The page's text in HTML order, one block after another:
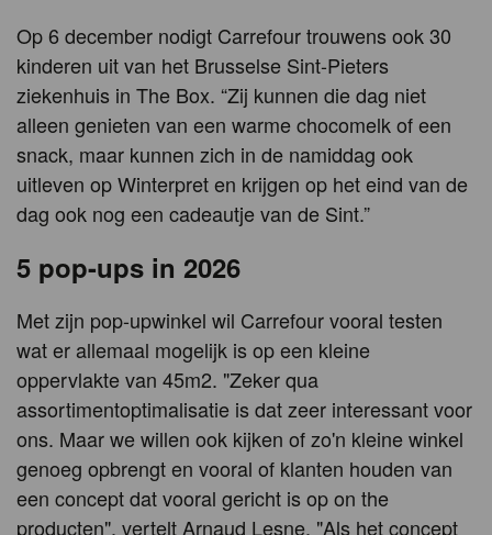
Op 6 december nodigt Carrefour trouwens ook 30
kinderen uit van het Brusselse Sint-Pieters
ziekenhuis in The Box. “Zij kunnen die dag niet
alleen genieten van een warme chocomelk of een
snack, maar kunnen zich in de namiddag ook
uitleven op Winterpret en krijgen op het eind van de
dag ook nog een cadeautje van de Sint.”
5 pop-ups in 2026
Met zijn pop-upwinkel wil Carrefour vooral testen
wat er allemaal mogelijk is op een kleine
oppervlakte van 45m2. "Zeker qua
assortimentoptimalisatie is dat zeer interessant voor
ons. Maar we willen ook kijken of zo'n kleine winkel
genoeg opbrengt en vooral of klanten houden van
een concept dat vooral gericht is op on the
producten", vertelt Arnaud Lesne. "Als het concept